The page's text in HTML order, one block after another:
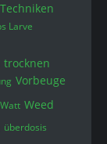
Techniken
Larve
trocknen
Vorbeuge
Watt Weed
überdosis